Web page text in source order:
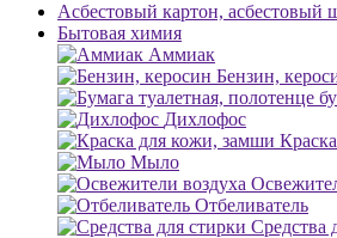
Асбестовый картон, асбестовый
Бытовая химия
Аммиак
Бензин,
Дихлофос
Мыло
Отбеливатель
Средства